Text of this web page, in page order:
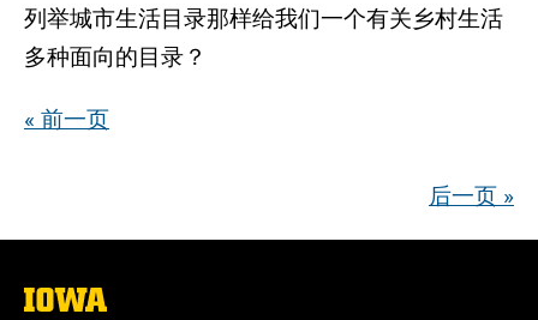
列举城市生活目录那样给我们一个有关乡村生活
多种面向的目录？
« 前一页
后一页 »
The